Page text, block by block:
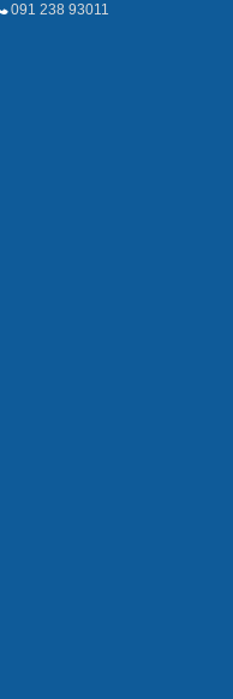
091 238 93011